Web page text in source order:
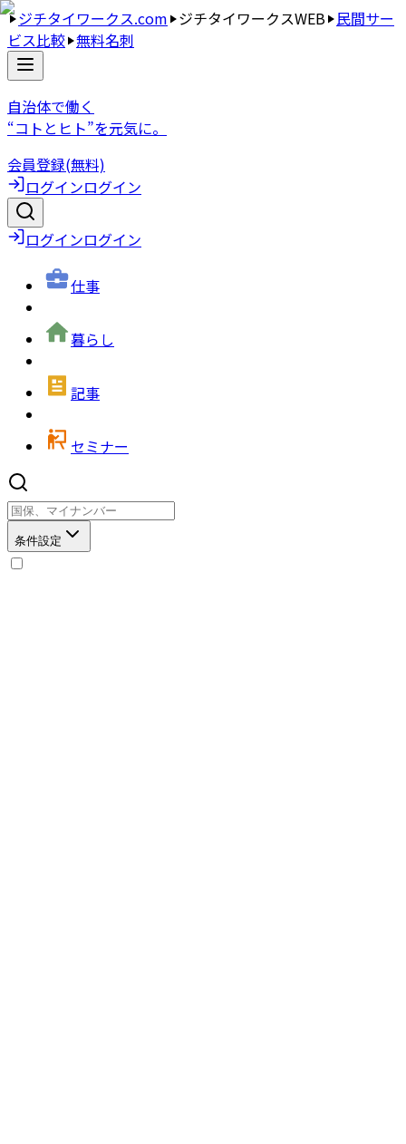
ジチタイワークス.com ジチタイワークスWEB 民間サー
ビス比較 無料名刺
自治体で働く
“コトとヒト”を元気に。
会員登録(無料)
ログインログイン
ログインログイン
仕事
暮らし
記事
セミナー
条件設定